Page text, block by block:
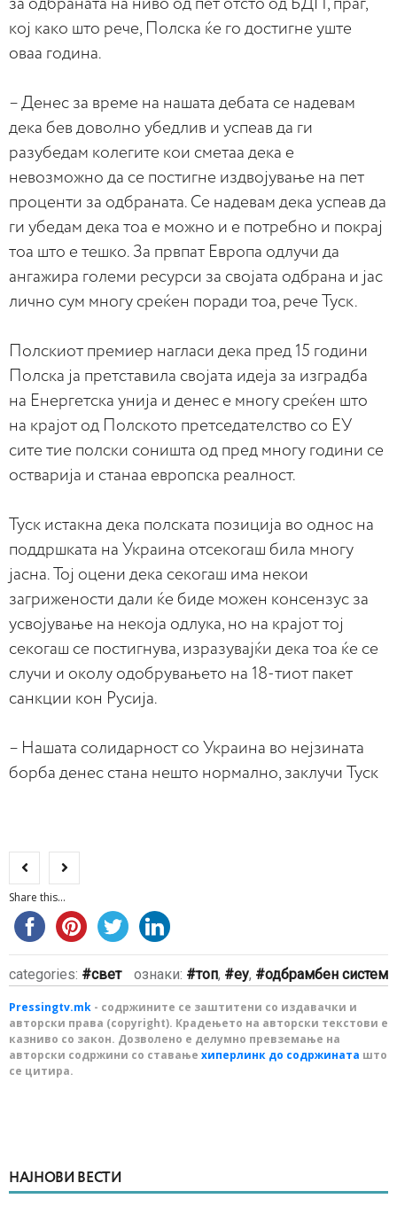
за одбраната на ниво од пет отсто од БДП, праг,
кој како што рече, Полска ќе го достигне уште
оваа година.
– Денес за време на нашата дебата се надевам
дека бев доволно убедлив и успеав да ги
разубедам колегите кои сметаа дека е
невозможно да се постигне издвојување на пет
проценти за одбраната. Се надевам дека успеав да
ги убедам дека тоа е можно и е потребно и покрај
тоа што е тешко. За првпат Европа одлучи да
ангажира големи ресурси за својата одбрана и јас
лично сум многу среќен поради тоа, рече Туск.
Полскиот премиер нагласи дека пред 15 години
Полска ја претставила својата идеја за изградба
на Енергетска унија и денес е многу среќен што
на крајот од Полското претседателство со ЕУ
сите тие полски соништа од пред многу години се
остварија и станаа европска реалност.
Туск истакна дека полската позиција во однос на
поддршката на Украина отсекогаш била многу
јасна. Тој оцени дека секогаш има некои
загрижености дали ќе биде можен консензус за
усвојување на некоја одлука, но на крајот тој
секогаш се постигнува, изразувајќи дека тоа ќе се
случи и околу одобрувањето на 18-тиот пакет
санкции кон Русија.
– Нашата солидарност со Украина во нејзината
борба денес стана нешто нормално, заклучи Туск
Share this...
categories: свет ознаки: топ, еу, одбрамбен систем
Pressingtv.mk - содржините се заштитени со издавачки и
авторски права (copyright). Крадењето на авторски текстови е
казниво со закон. Дозволено е делумно превземање на
авторски содржини со ставање хиперлинк до содржината што
се цитира.
НАЈНОВИ ВЕСТИ